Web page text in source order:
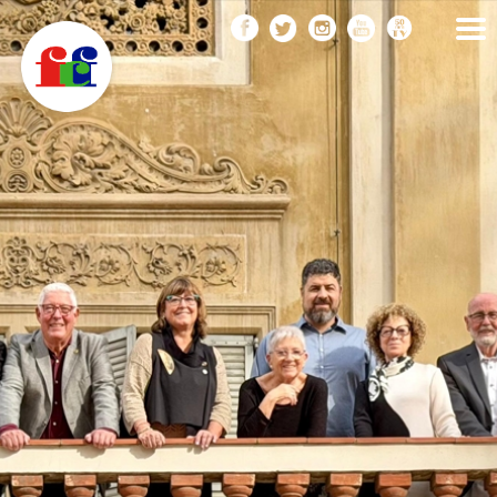
Vés
al
FEDERACIÓ CATALANA
DE FOTOGRAFIA
F
C
F